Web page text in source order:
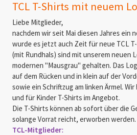
TCL T-Shirts mit neuem
Liebe Mitglieder,
nachdem wir seit Mai diesen Jahres ein
wurde es jetzt auch Zeit für neue TCL
(mit Rundhals) sind mit unserem neuen
modernen "Mausgrau" gehalten. Das
auf dem Rücken und in klein auf der
sowie ein Schriftzug am linken Ärmel.
und für Kinder T-Shirts im Angebot.
Die T-Shirts können ab sofort über die
solange Vorrat reicht, erworben werden.
TCL-Mitglieder: